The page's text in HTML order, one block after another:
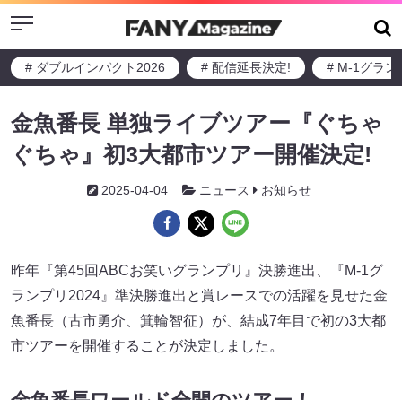
Menu
# ダブルインパクト2026 # 配信延長決定! # M-1グラン
金魚番長 単独ライブツアー『ぐちゃ
ぐちゃ』初3大都市ツアー開催決定!
2025-04-04 ニュース お知らせ
昨年『第45回ABCお笑いグランプリ』決勝進出、『M-1グ
ランプリ2024』準決勝進出と賞レースでの活躍を見せた金
魚番長（古市勇介、箕輪智征）が、結成7年目で初の3大都
市ツアーを開催することが決定しました。